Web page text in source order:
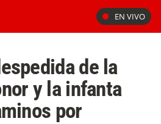
EN VIVO
de la
y la infanta
por